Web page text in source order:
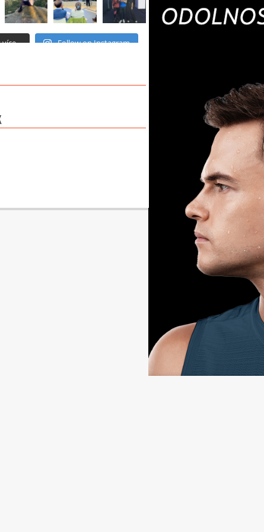
Follow on Instagram